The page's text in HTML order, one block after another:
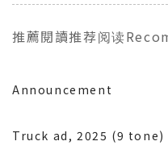
推薦閱讀推荐阅读
Announcement
Truck ad, 2025 (9 tone)